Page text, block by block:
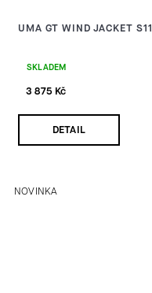
UMA GT WIND JACKET S11
SKLADEM
3 875 Kč
DETAIL
NOVINKA